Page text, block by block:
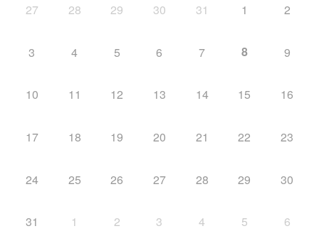
27 28 29 30 31 1 2
3 4 5 6 7 8 9
10 11 12 13 14 15 16
17 18 19 20 21 22 23
24 25 26 27 28 29 30
31 1 2 3 4 5 6